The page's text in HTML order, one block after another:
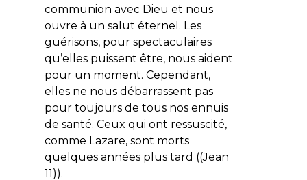
communion avec Dieu et nous
ouvre à un salut éternel. Les
guérisons, pour spectaculaires
qu’elles puissent être, nous aident
pour un moment. Cependant,
elles ne nous débarrassent pas
pour toujours de tous nos ennuis
de santé. Ceux qui ont ressuscité,
comme Lazare, sont morts
quelques années plus tard ((Jean
11)).